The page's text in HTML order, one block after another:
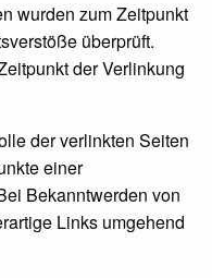
wurden zum Zeitpunkt
überprüft.
der Verlinkung
der verlinkten Seiten
einer
Bekanntwerden von
Links umgehend